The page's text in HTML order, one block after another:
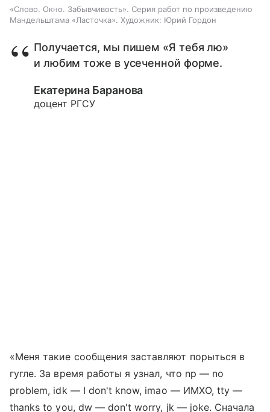
«Слово. Окно. Забывчивость». Серия работ по произведению
Мандельштама «Ласточка». Художник: Юрий Гордон
Получается, мы пишем «Я тебя лю»
и любим тоже в усеченной форме.
Екатерина Баранова
доцент РГСУ
«Меня такие сообщения заставляют порыться в
гугле. За время работы я узнал, что np — no
problem, idk — I don't know, imao — ИМХО, tty —
thanks to you, dw — don't worry, jk — joke. Сначала